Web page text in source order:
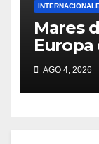
Mares
calor
AGO 4, 2026